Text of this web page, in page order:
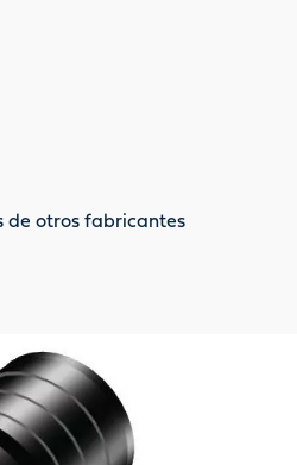
de otros fabricantes